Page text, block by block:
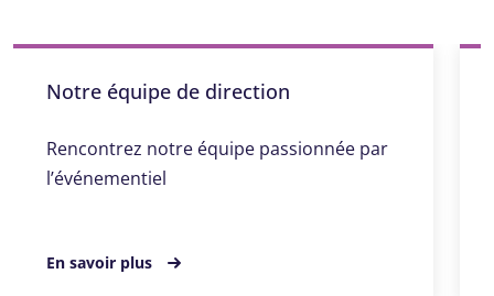
Notre équipe de direction
Rencontrez notre équipe passionnée par
l’événementiel
En savoir plus